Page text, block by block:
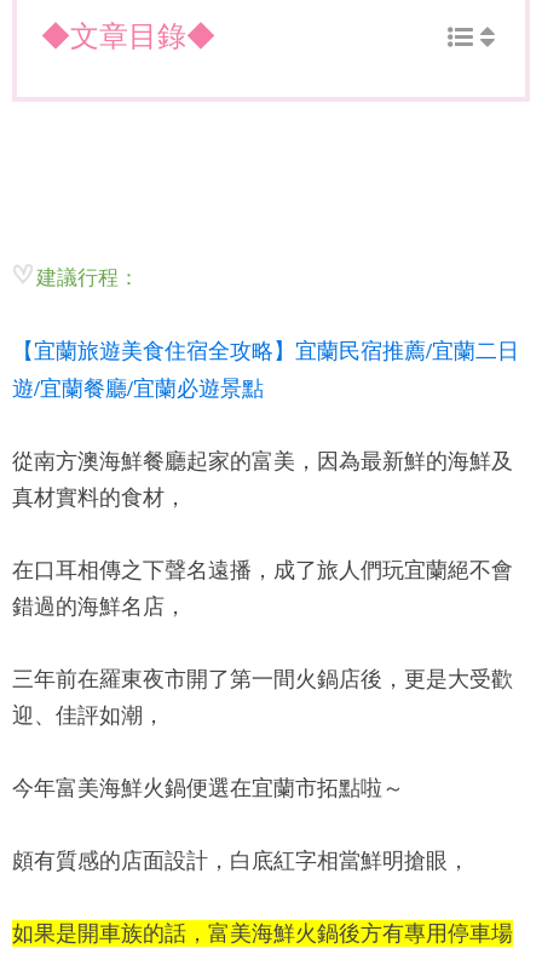
◆文章目錄◆
建議行程：
【宜蘭旅遊美食住宿全攻略】宜蘭民宿推薦/宜蘭二日
遊/宜蘭餐廳/宜蘭必遊景點
從南方澳海鮮餐廳起家的富美 ，因為最新鮮的海鮮及
真材實料的食材，
在口耳相傳之下聲名遠播，成了旅人們玩宜蘭絕不會
錯過的海鮮名店，
三年前在羅東夜市開了第一間火鍋店後，更是大受歡
迎、佳評如潮，
今年富美海鮮火鍋便選在宜蘭市拓點啦～
頗有質感的店面設計，白底紅字相當鮮明搶眼，
如果是開車族的話， 富美海鮮火鍋後方有專用停車場